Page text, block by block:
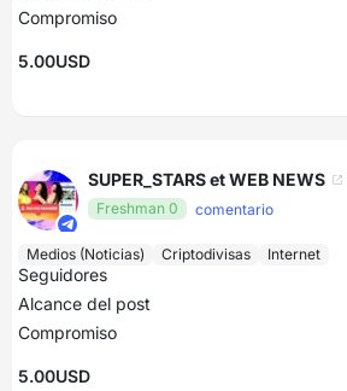
Compromiso
5.00USD
SUPER_STARS et WEB NEWS
Freshman 0 comentario
Medios (Noticias) Criptodivisas Internet
Seguidores
Alcance del post
Compromiso
5.00USD